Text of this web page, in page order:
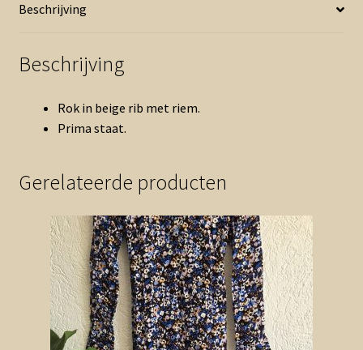
aantal
Beschrijving
Beschrijving
Rok in beige rib met riem.
Prima staat.
Gerelateerde producten